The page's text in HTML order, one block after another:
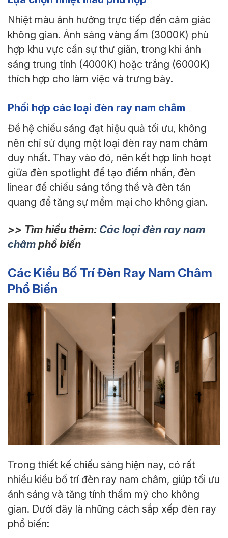
Nhiệt màu ảnh hưởng trực tiếp đến cảm giác
không gian. Ánh sáng vàng ấm (3000K) phù
hợp khu vực cần sự thư giãn, trong khi ánh
sáng trung tính (4000K) hoặc trắng (6000K)
thích hợp cho làm việc và trưng bày.
Phối hợp các loại đèn ray nam châm
Để hệ chiếu sáng đạt hiệu quả tối ưu, không
nên chỉ sử dụng một loại đèn ray nam châm
duy nhất. Thay vào đó, nên kết hợp linh hoạt
giữa đèn spotlight để tạo điểm nhấn, đèn
linear để chiếu sáng tổng thể và đèn tán
quang để tăng sự mềm mại cho không gian.
>> Tìm hiểu thêm: Các loại đèn ray nam
châm phổ biến
Các Kiểu Bố Trí Đèn Ray Nam Châm
Phổ Biến
Trong thiết kế chiếu sáng hiện nay, có rất
nhiều kiểu bố trí đèn ray nam châm, giúp tối ưu
ánh sáng và tăng tính thẩm mỹ cho không
gian. Dưới đây là những cách sắp xếp đèn ray
phổ biến: